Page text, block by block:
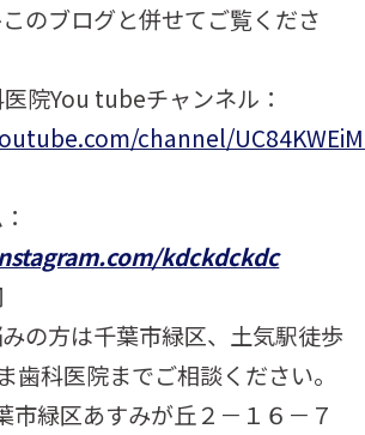
のブログと併せてご覧くださ
院You tubeチャンネル：
channel/
kdckdckdc
の方は千葉市緑区、土気駅徒歩
歯科医院までご相談ください。
緑区あすみが丘２－１６－７